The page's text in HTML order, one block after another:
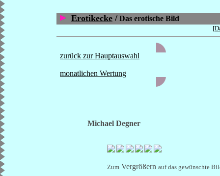
Erotikecke / Das erotische Bild
[
zurück zur Hauptauswahl
monatlichen Wertung
Michael Degner
Zum Vergrößern auf das gewünschte